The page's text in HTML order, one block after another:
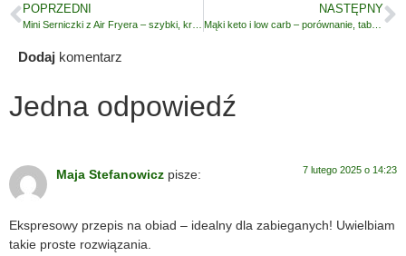
POPRZEDNI NASTĘPNY
Mąki keto i low carb – porównanie, tabela węglowodanów i moje rekomendacje
Dodaj komentarz
Jedna odpowiedź
Maja Stefanowicz pisze: 7 lutego 2025 o 14:23
Ekspresowy przepis na obiad – idealny dla zabieganych! Uwielbiam
takie proste rozwiązania.